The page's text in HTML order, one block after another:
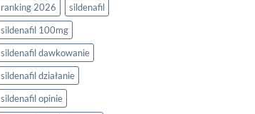
ranking 2026
sildenafil
sildenafil 100mg
sildenafil dawkowanie
sildenafil działanie
sildenafil opinie